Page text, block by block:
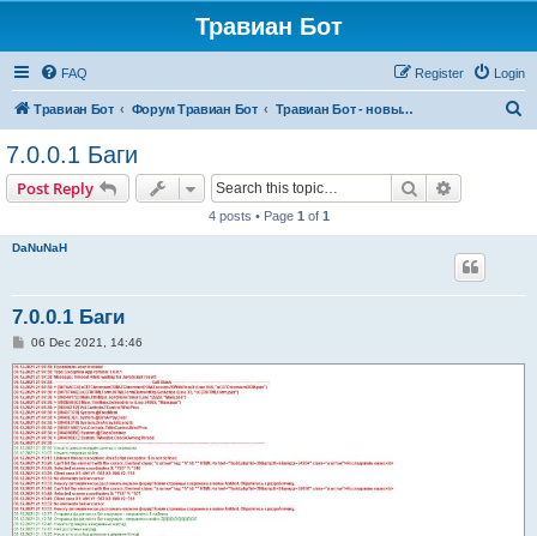
Травиан Бот
FAQ Login
Register
Травиан Бот Форум Травиан Бот Травиан Бот - новые версии, баги, фичи...
7.0.0.1 Баги
Post Reply Search
4 posts • Page 1 of 1
DaNuNaH
7.0.0.1 Баги
P
s
t
06 Dec 2021, 14:46